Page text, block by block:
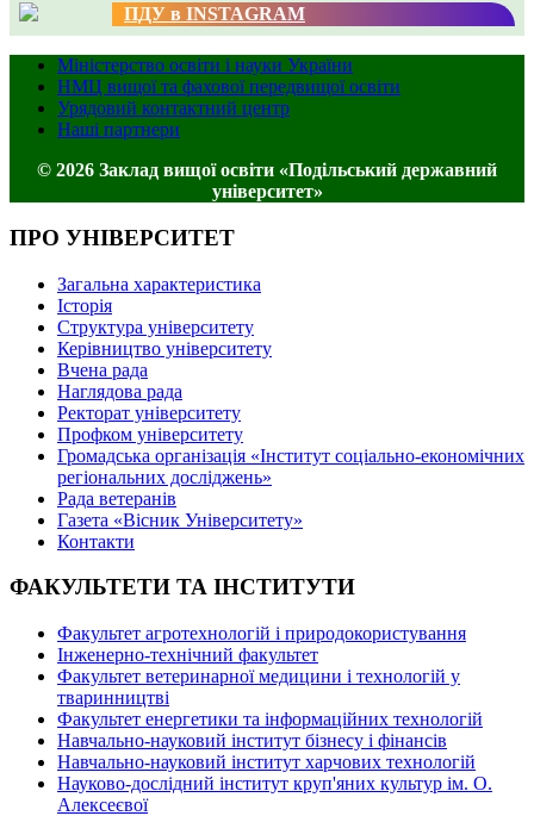
ПДУ в INSTAGRAM
Міністерство освіти і науки України
НМЦ вищої та фахової передвищої освіти
Урядовий контактний центр
Наші партнери
© 2026 Заклад вищої освіти «Подільський державний
університет»
ПРО УНІВЕРСИТЕТ
Загальна характеристика
Історія
Структура університету
Керівництво університету
Вчена рада
Наглядова рада
Ректорат університету
Профком університету
Громадська організація «Інститут соціально-економічних
регіональних досліджень»
Рада ветеранів
Газета «Вісник Університету»
Контакти
ФАКУЛЬТЕТИ ТА ІНСТИТУТИ
Факультет агротехнологій і природокористування
Інженерно-технічний факультет
Факультет ветеринарної медицини і технологій у
тваринництві
Факультет енергетики та інформаційних технологій
Навчально-науковий інститут бізнесу і фінансів
Навчально-науковий інститут харчових технологій
Науково-дослідний інститут круп'яних культур ім. О.
Алексеєвої